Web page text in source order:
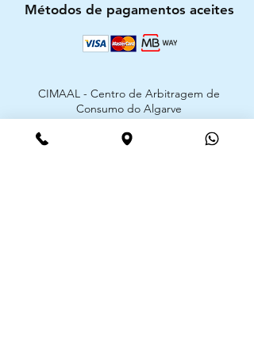
Métodos de pagamentos aceites
CIMAAL - Centro de Arbitragem de
Consumo do Algarve
Telf. :+351 289 823 135
info@consumoalgarve.pt